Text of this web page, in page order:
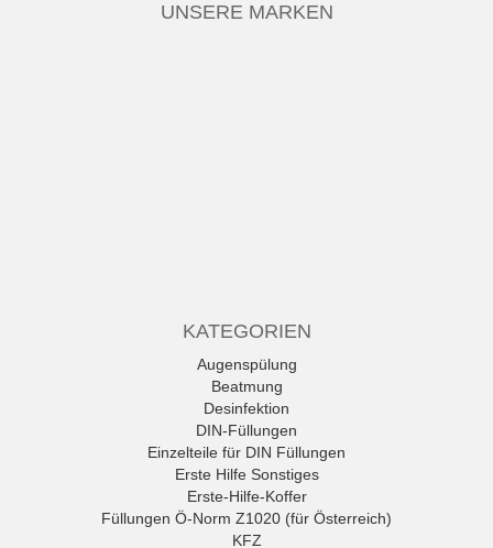
UNSERE MARKEN
KATEGORIEN
Augenspülung
Beatmung
Desinfektion
DIN-Füllungen
Einzelteile für DIN Füllungen
Erste Hilfe Sonstiges
Erste-Hilfe-Koffer
Füllungen Ö-Norm Z1020 (für Österreich)
KFZ